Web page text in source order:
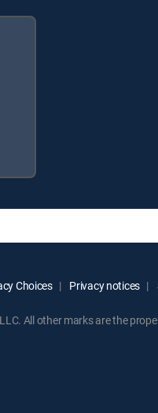
Choices Privacy notices
All other marks are the